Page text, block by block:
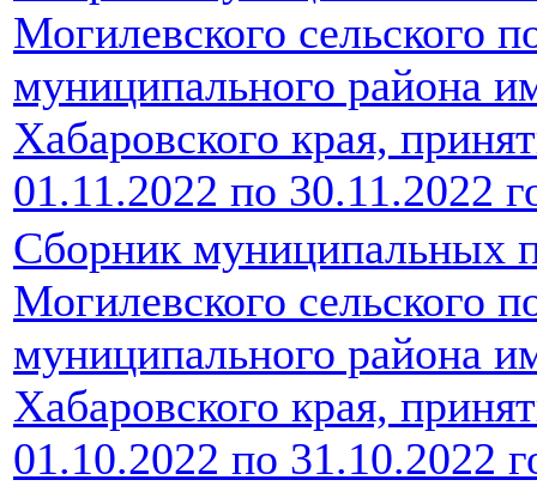
Могилевского сельского
муниципального района
Хабаровского края,
01.11.2022 по 30.11.2022
Сборник муниципальных
Могилевского сельского
муниципального района
Хабаровского края,
01.10.2022 по 31.10.2022